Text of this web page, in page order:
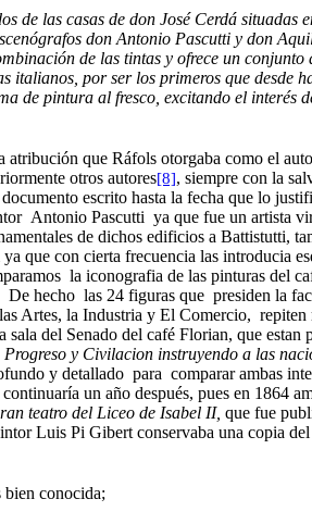
de las casas de don José Cerdá situadas
don Antonio Pascutti y don
de las tintas y ofrece un
italianos, por ser los primeros que desde
de pintura al fresco, excitando el interés
que Ráfols otorgaba como el
otros autores[8], siempre con la
escrito hasta la fecha que lo
Antonio Pascutti ya que fue un artista
de dichos edificios a Battistutti,
que con cierta frecuencia las introducia
la iconografia de las pinturas del
hecho las 24 figuras que presiden la
Artes, la Industria y El Comercio,
sala del Senado del café Florian, que estan
Progreso y Civilacion instruyendo a las
y detallado para comparar ambas
un año después, pues en 1864
teatro del Liceo de Isabel II, que fue
Luis Pi Gibert conservaba una copia
bien conocida;